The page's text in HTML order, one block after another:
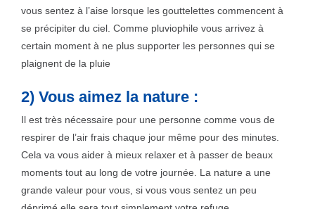
vous sentez à l’aise lorsque les gouttelettes commencent à
se précipiter du ciel. Comme pluviophile vous arrivez à
certain moment à ne plus supporter les personnes qui se
plaignent de la pluie
2) Vous aimez la nature :
Il est très nécessaire pour une personne comme vous de
respirer de l’air frais chaque jour même pour des minutes.
Cela va vous aider à mieux relaxer et à passer de beaux
moments tout au long de votre journée. La nature a une
grande valeur pour vous, si vous vous sentez un peu